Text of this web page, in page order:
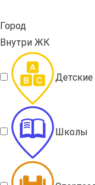
Город
Внутри ЖК
Школы